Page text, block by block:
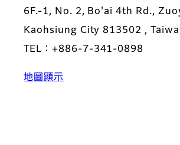
6F.-1, No. 2, Bo'ai 4th Rd.,
Kaohsiung City 813502 ,
TEL：+886-7-341-0898
地圖顯示